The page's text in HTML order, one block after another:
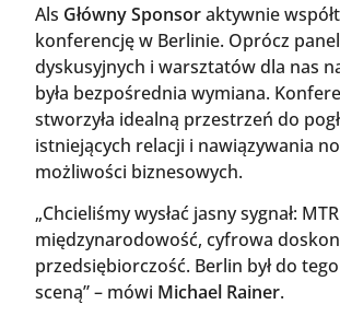
Als Główny Sponsoraktywnie
konferencję w Berlinie. Oprócz
dyskusyjnych i warsztatów dla nas
była bezpośrednia wymiana.
stworzyła idealną przestrzeń do
istniejących relacji i nawiązywania
możliwości biznesowych.
„Chcieliśmy wysłać jasny sygnał:
międzynarodowość, cyfrowa
przedsiębiorczość. Berlin był do
sceną” – mówi Michael Rainer.